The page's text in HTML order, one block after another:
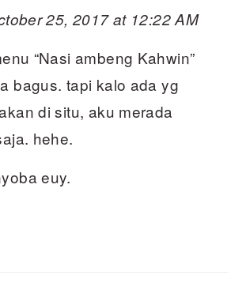
25, 2017 at 12:22 AM
“Nasi ambeng Kahwin”
bagus. tapi kalo ada yg
di situ, aku merada
hehe.
euy.